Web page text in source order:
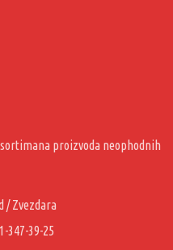
proizvoda neophodnih
/ Zvezdara
347-39-25